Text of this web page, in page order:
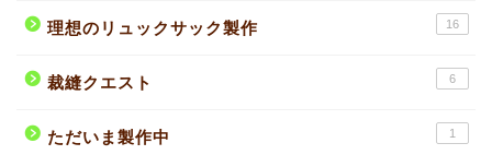
理想のリュックサック製作 16
裁縫クエスト 6
ただいま製作中 1